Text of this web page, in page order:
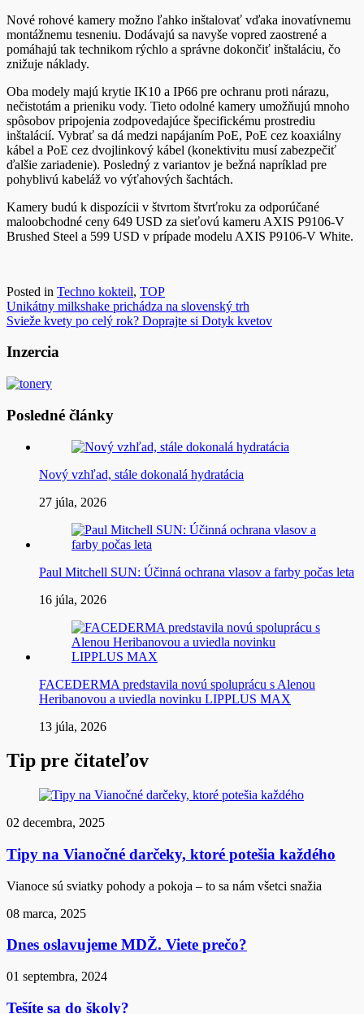
Nové rohové kamery možno ľahko inštalovať vďaka inovatívnemu
montážnemu tesneniu. Dodávajú sa navyše vopred zaostrené a
pomáhajú tak technikom rýchlo a správne dokončiť inštaláciu, čo
znižuje náklady.
Oba modely majú krytie IK10 a IP66 pre ochranu proti nárazu,
nečistotám a prieniku vody. Tieto odolné kamery umožňujú mnoho
spôsobov pripojenia zodpovedajúce špecifickému prostrediu
inštalácií. Vybrať sa dá medzi napájaním PoE, PoE cez koaxiálny
kábel a PoE cez dvojlinkový kábel (konektivitu musí zabezpečiť
ďalšie zariadenie). Posledný z variantov je bežná napríklad pre
pohyblivú kabeláž vo výťahových šachtách.
Kamery budú k dispozícii v štvrtom štvrťroku za odporúčané
maloobchodné ceny 649 USD za sieťovú kameru AXIS P9106-V
Brushed Steel a 599 USD v prípade modelu AXIS P9106-V White.
Posted in Techno kokteil, TOP
Navigácia
v
článku
Unikátny milkshake prichádza na slovenský trh
Svieže kvety po celý rok? Doprajte si Dotyk kvetov
Inzercia
Posledné články
Nový vzhľad, stále dokonalá hydratácia
27 júla, 2026
Paul Mitchell SUN: Účinná ochrana vlasov a farby počas leta
16 júla, 2026
FACEDERMA predstavila novú spoluprácu s Alenou
Heribanovou a uviedla novinku LIPPLUS MAX
13 júla, 2026
Tip pre čitateľov
02 decembra, 2025
Tipy na Vianočné darčeky, ktoré potešia každého
Vianoce sú sviatky pohody a pokoja – to sa nám všetci snažia
08 marca, 2025
Dnes oslavujeme MDŽ. Viete prečo?
01 septembra, 2024
Tešíte sa do školy?